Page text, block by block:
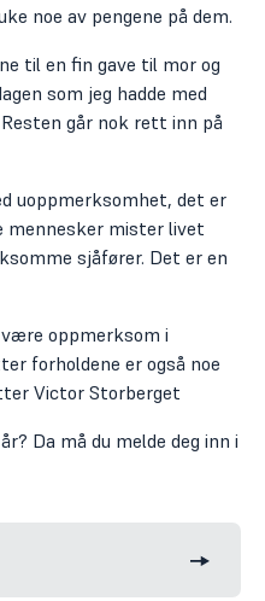
noe av pengene på dem.
til en fin gave til mor og
som jeg hadde med
går nok rett inn på
uoppmerksomhet, det er
mennesker mister livet
sjåfører. Det er en
oppmerksom i
forholdene er også noe
Victor Storberget
Da må du melde deg inn i